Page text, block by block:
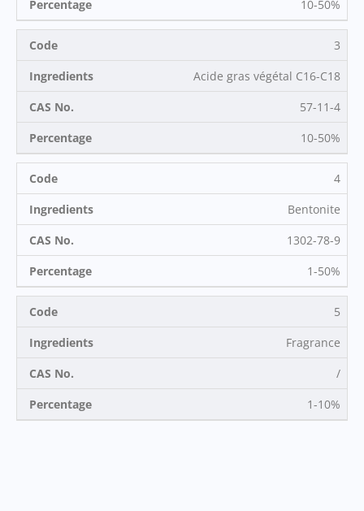
10-50%
3
Acide gras végétal C16-C18
57-11-4
10-50%
4
Bentonite
1302-78-9
1-50%
5
Fragrance
/
1-10%